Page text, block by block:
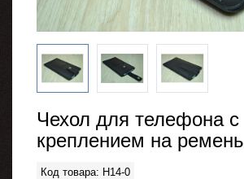
Чехол для телефона с
креплением на ремень
Код товара: H14-0